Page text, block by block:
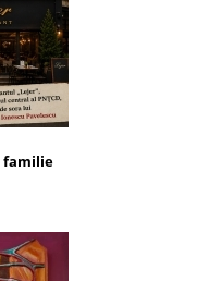
familie